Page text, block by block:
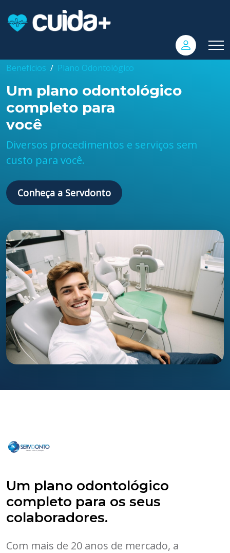
Benefícios Plano Odontológico
Um plano odontológico
completo para
você
Diversos procedimentos e serviços sem
custo para você.
Conheça a Servdonto
Um plano odontológico
completo para os seus
colaboradores.
Com mais de 20 anos de mercado, a